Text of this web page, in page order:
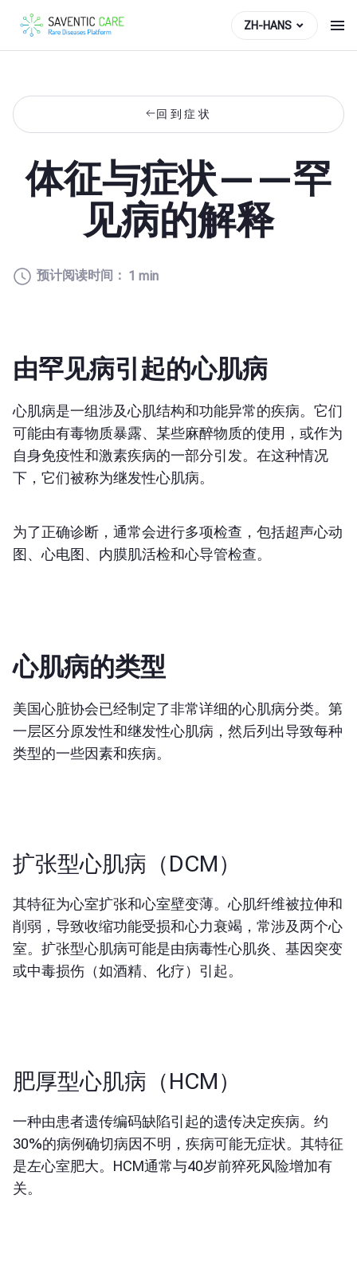
ZH-HANS
回到症状
体征与症状——罕
见病的解释
预计阅读时间： 1 min
由罕见病引起的心肌病
心肌病是一组涉及心肌结构和功能异常的疾病。它们
可能由有毒物质暴露、某些麻醉物质的使用，或作为
自身免疫性和激素疾病的一部分引发。在这种情况
下，它们被称为继发性心肌病。
为了正确诊断，通常会进行多项检查，包括超声心动
图、心电图、内膜肌活检和心导管检查。
心肌病的类型
美国心脏协会已经制定了非常详细的心肌病分类。第
一层区分原发性和继发性心肌病，然后列出导致每种
类型的一些因素和疾病。
扩张型心肌病（DCM）
其特征为心室扩张和心室壁变薄。心肌纤维被拉伸和
削弱，导致收缩功能受损和心力衰竭，常涉及两个心
室。扩张型心肌病可能是由病毒性心肌炎、基因突变
或中毒损伤（如酒精、化疗）引起。
肥厚型心肌病（HCM）
一种由患者遗传编码缺陷引起的遗传决定疾病。约
30%的病例确切病因不明，疾病可能无症状。其特征
是左心室肥大。HCM通常与40岁前猝死风险增加有
关。